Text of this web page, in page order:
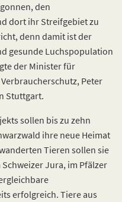
den
dort ihr Streifgebiet zu
denn damit ist der
gesunde Luchspopulation
der Minister für
Peter
Stuttgart.
sollen bis zu zehn
ihre neue Heimat
Tieren sollen sie
Jura, im Pfälzer
erfolgreich. Tiere aus